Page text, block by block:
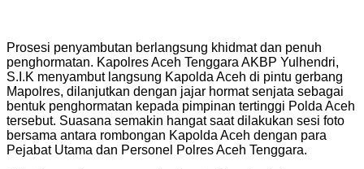
Prosesi penyambutan berlangsung khidmat dan penuh
penghormatan. Kapolres Aceh Tenggara AKBP Yulhendri,
S.I.K menyambut langsung Kapolda Aceh di pintu gerbang
Mapolres, dilanjutkan dengan jajar hormat senjata sebagai
bentuk penghormatan kepada pimpinan tertinggi Polda Aceh
tersebut. Suasana semakin hangat saat dilakukan sesi foto
bersama antara rombongan Kapolda Aceh dengan para
Pejabat Utama dan Personel Polres Aceh Tenggara.